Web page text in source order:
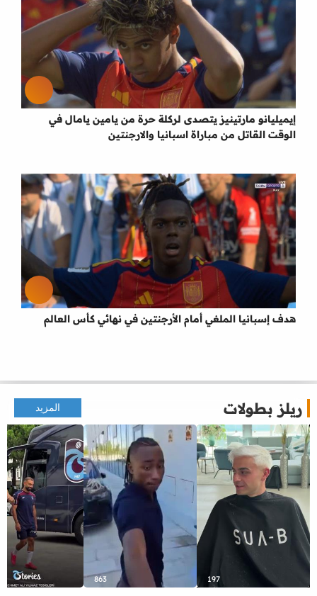
إيميليانو مارتينيز يتصدى لركلة حرة من يامين يامال في
الوقت القاتل من مباراة اسبانيا والارجنتين
هدف إسبانيا الملغي أمام الأرجنتين في نهائي كأس العالم
ريلز بطولات المزيد
197
863